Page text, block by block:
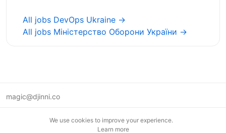
All jobs DevOps Ukraine →
All jobs Міністерство Оборони України →
magic@djinni.co
We use cookies to improve your experience.
Learn more